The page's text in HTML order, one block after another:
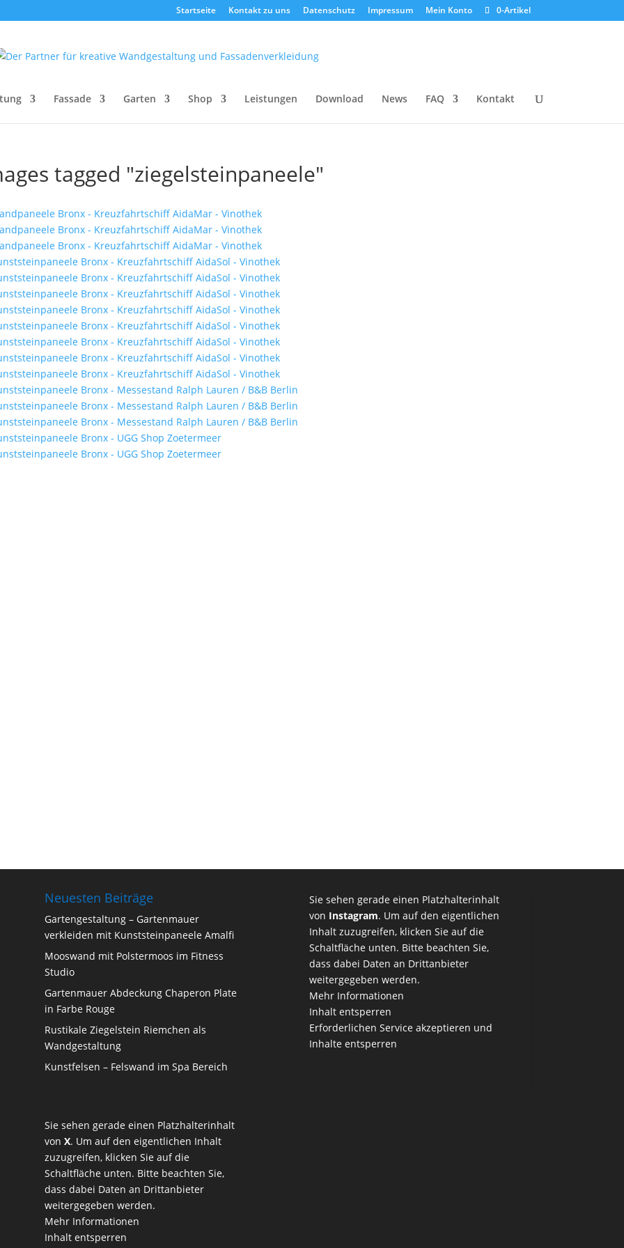
Startseite Kontakt zu uns Datenschutz Impressum Mein Konto 0-Artikel
Fassade Garten Shop Leistungen Download News FAQ Kontakt
tagged "ziegelsteinpaneele"
Neuesten Beiträge
Gartengestaltung – Gartenmauer
verkleiden mit Kunststeinpaneele Amalfi
Mooswand mit Polstermoos im Fitness
Studio
Gartenmauer Abdeckung Chaperon Plate
in Farbe Rouge
Rustikale Ziegelstein Riemchen als
Wandgestaltung
Kunstfelsen – Felswand im Spa Bereich
Sie sehen gerade einen Platzhalterinhalt
von X. Um auf den eigentlichen Inhalt
zuzugreifen, klicken Sie auf die
Schaltfläche unten. Bitte beachten Sie,
dass dabei Daten an Drittanbieter
weitergegeben werden.
Mehr Informationen
Inhalt entsperren
Sie sehen gerade einen Platzhalterinhalt
von Instagram. Um auf den eigentlichen
Inhalt zuzugreifen, klicken Sie auf die
Schaltfläche unten. Bitte beachten Sie,
dass dabei Daten an Drittanbieter
weitergegeben werden.
Mehr Informationen
Inhalt entsperren
Erforderlichen Service akzeptieren und
Inhalte entsperren